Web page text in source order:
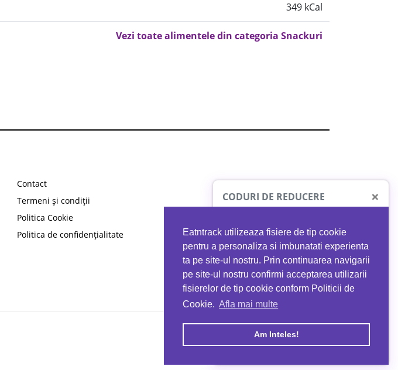
Eatntrack utilizeaza fisiere de tip cookie
pentru a personaliza si imbunatati experienta
ta pe site-ul nostru. Prin continuarea navigarii
pe site-ul nostru confirmi acceptarea utilizarii
fisierelor de tip cookie conform Politicii de
Cookie. Afla mai multe
Am Inteles!
349 kCal
Vezi toate alimentele din categoria Snackuri
Contact
Termeni și condiții
Politica Cookie
Politica de confidențialitate
CODURI DE REDUCERE ×
PROTO41
reducere la orice comandă
EATNTRACK
MYPROTEIN
Ai40%reducere la orice comandă
folosind codul EATTRACK